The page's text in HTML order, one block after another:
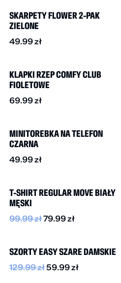
SKARPETY FLOWER 2-PAK
ZIELONE
49.99zł
KLAPKI RZEP COMFY CLUB
FIOLETOWE
69.99zł
MINITOREBKA NA TELEFON
CZARNA
49.99zł
T-SHIRT REGULAR MOVE BIAŁY
MĘSKI
99.99zł79.99zł
SZORTY EASY SZARE DAMSKIE
129.99zł59.99zł